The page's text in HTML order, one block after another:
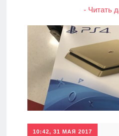
- Читать
10:42, 31 МАЯ 2017